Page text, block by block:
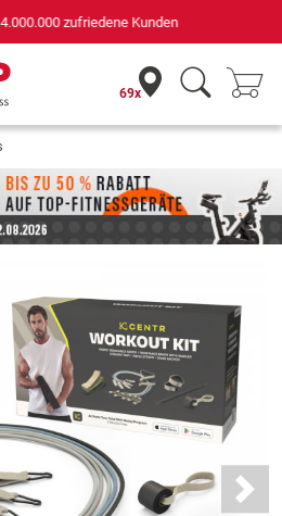
(n-tv+DISQ 2016-2024)
69x
Next